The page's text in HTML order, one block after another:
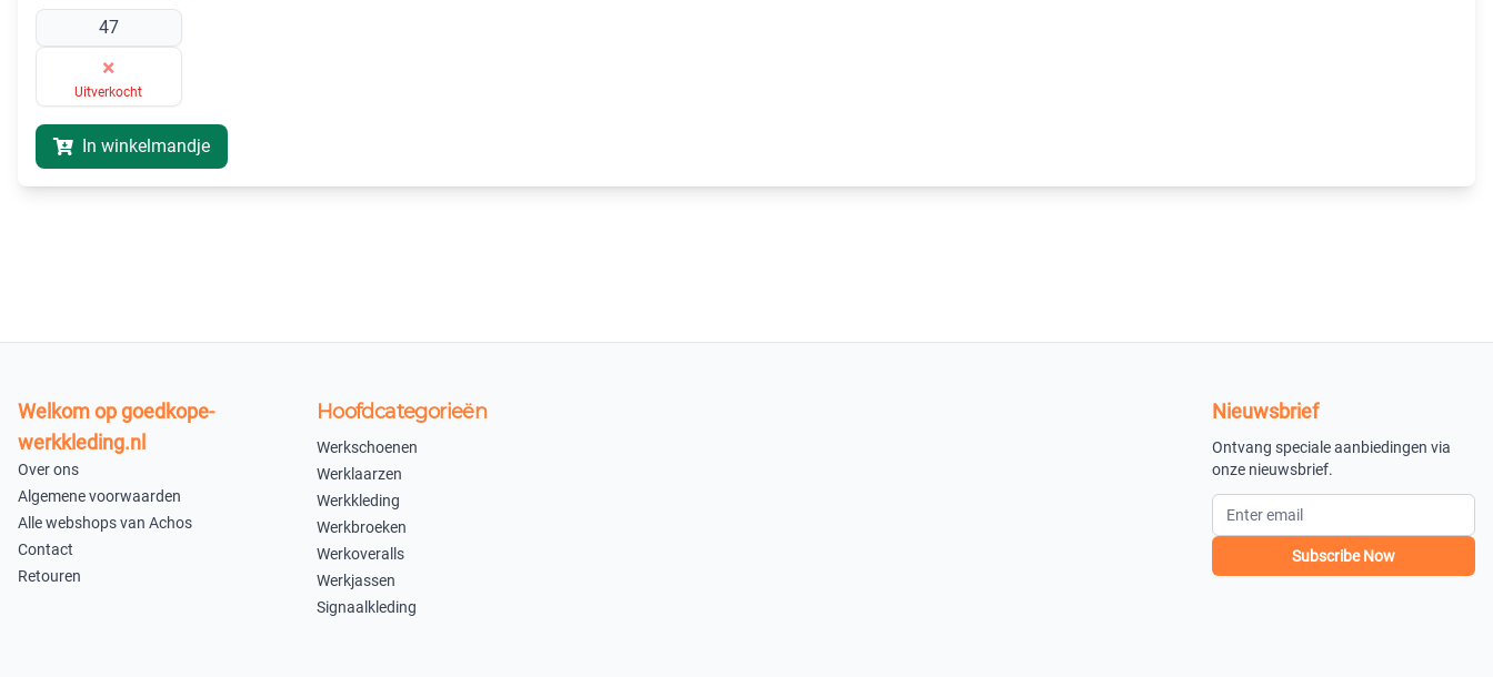
47
×
Uitverkocht
In winkelmandje
Welkom op goedkope-
werkkleding.nl
Over ons
Algemene voorwaarden
Alle webshops van Achos
Contact
Retouren
Hoofdcategorieën
Werkschoenen
Werklaarzen
Werkkleding
Werkbroeken
Werkoveralls
Werkjassen
Signaalkleding
Nieuwsbrief
Ontvang speciale aanbiedingen via
onze nieuwsbrief.
Subscribe Now